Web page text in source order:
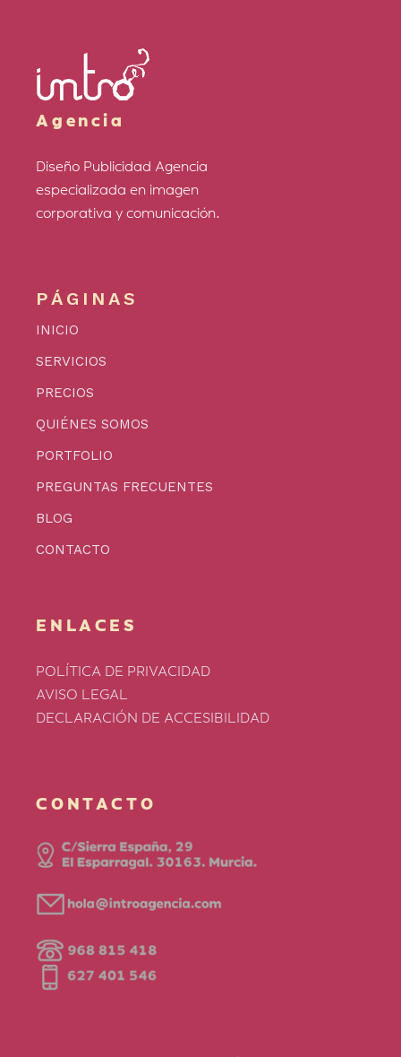
Agencia
Diseño Publicidad Agencia
especializada en imagen
corporativa y comunicación.
PÁGINAS
INICIO
SERVICIOS
PRECIOS
QUIÉNES SOMOS
PORTFOLIO
PREGUNTAS FRECUENTES
BLOG
CONTACTO
ENLACES
POLÍTICA DE PRIVACIDAD
AVISO LEGAL
DECLARACIÓN DE ACCESIBILIDAD
CONTACTO